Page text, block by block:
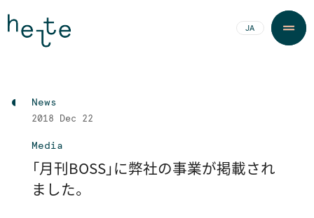
JA
News
2018 Dec 22
Media
「月刊BOSS」に弊社の事業が掲載され
ました。